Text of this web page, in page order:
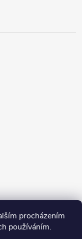
procházením
používáním.